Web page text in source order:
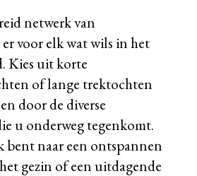
netwerk van
voor elk wat wils in het
Kies uit korte
of lange trektochten
door de diverse
u onderweg tegenkomt.
bent naar een ontspannen
gezin of een uitdagende